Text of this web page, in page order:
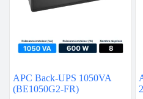
APC Back-UPS 1050VA
(BE1050G2-FR)